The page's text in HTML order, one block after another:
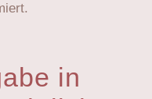
in